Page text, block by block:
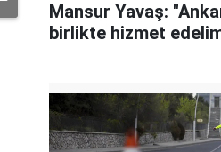
Mansur Yavaş:
birlikte hizmet